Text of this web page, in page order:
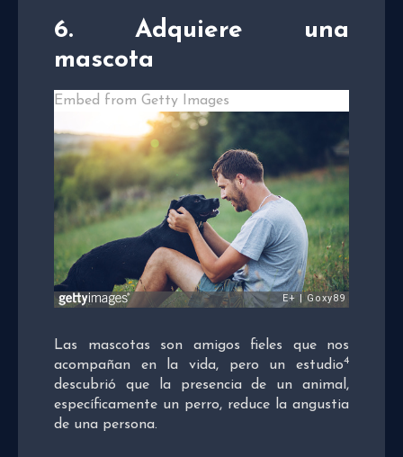
6. Adquiere una
mascota
Embed from Getty Images
Las mascotas son amigos fieles que nos
acompañan en la vida, pero un estudio4
descubrió que la presencia de un animal,
específicamente un perro, reduce la angustia
de una persona.